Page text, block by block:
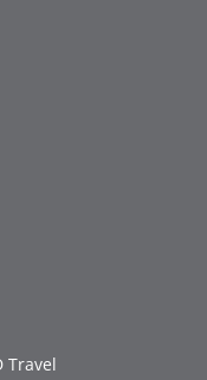
Travel